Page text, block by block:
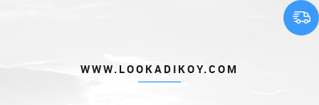
WWW.LOOKADIKOY.COM